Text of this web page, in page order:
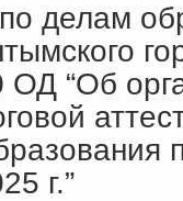
делам
“Об
г.”